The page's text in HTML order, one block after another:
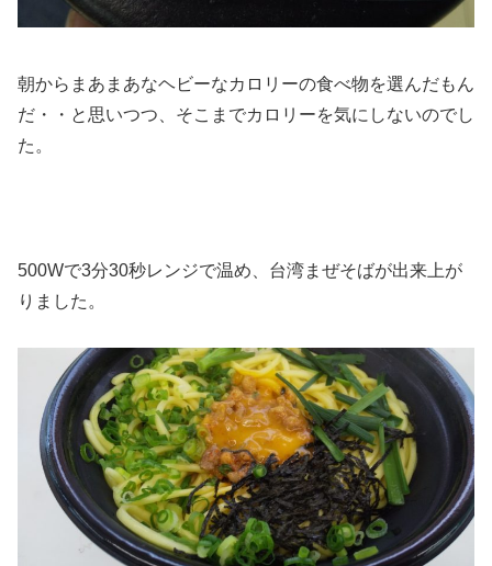
朝からまあまあなヘビーなカロリーの食べ物を選んだもん
だ・・と思いつつ、そこまでカロリーを気にしないのでし
た。
500Wで3分30秒レンジで温め、台湾まぜそばが出来上が
りました。